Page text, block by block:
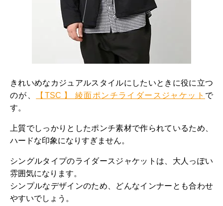
きれいめなカジュアルスタイルにしたいときに役に立つ
のが、
【TSC 】 綾面ポンチライダースジャケット で
す。
上質でしっかりとしたポンチ素材で作られているため、
ハードな印象になりすぎません。
シングルタイプのライダースジャケットは、大人っぽい
雰囲気になります。
シンプルなデザインのため、どんなインナーとも合わせ
やすいでしょう。